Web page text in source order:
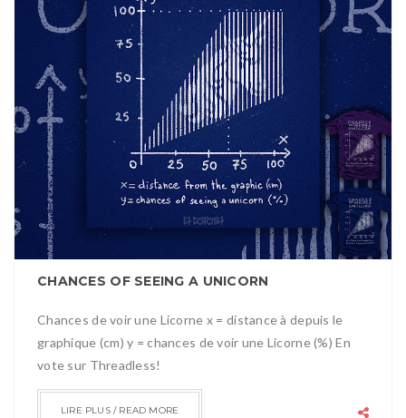
CHANCES OF SEEING A UNICORN
Chances de voir une Licorne x = distance à depuis le
graphique (cm) y = chances de voir une Licorne (%) En
vote sur Threadless!
LIRE PLUS / READ MORE